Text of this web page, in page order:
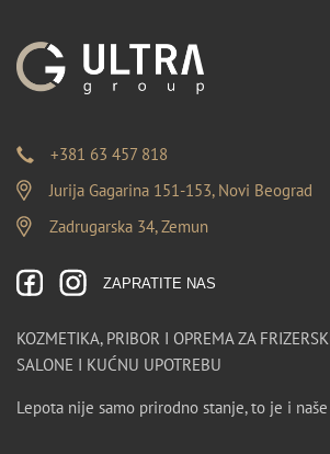
+381 63 457 818
Jurija Gagarina 151-153, Novi Beograd
Zadrugarska 34, Zemun
ZAPRATITE NAS
KOZMETIKA, PRIBOR I OPREMA ZA
SALONE I KUĆNU UPOTREBU
Lepota nije samo prirodno stanje, to je i